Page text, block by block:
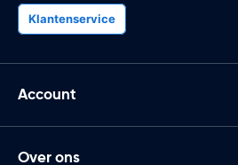
Klantenservice
Account
Over ons